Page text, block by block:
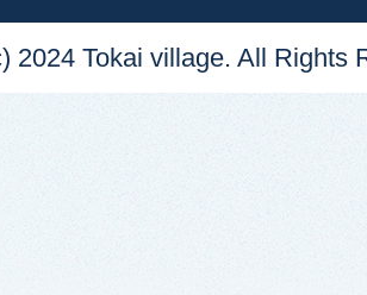
2024 Tokai village. All Rights